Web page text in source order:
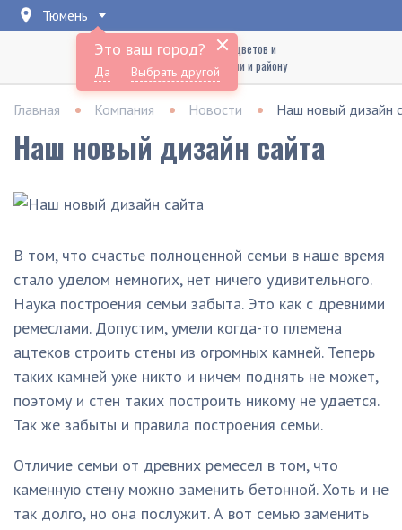
Тюмень
Это ваш город?
Да Выбрать другой
Доставка букетов цветов и
подарков по Тюмени и району
Главная Компания Новости Наш новый дизайн
Наш новый дизайн сайта
В том, что счастье полноценной семьи в наше время
стало уделом немногих, нет ничего удивительного.
Наука построения семьи забыта. Это как с древними
ремеслами. Допустим, умели когда-то племена
ацтеков строить стены из огромных камней. Теперь
таких камней уже никто и ничем поднять не может,
поэтому и стен таких построить никому не удается.
Так же забыты и правила построения семьи.
Отличие семьи от древних ремесел в том, что
каменную стену можно заменить бетонной. Хоть и не
так долго, но она послужит. А вот семью заменить